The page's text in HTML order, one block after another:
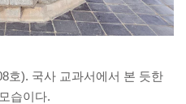
호). 국사 교과서에서 본 듯한
습이다.